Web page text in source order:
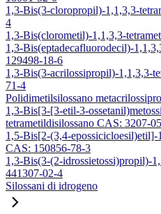
1,3-Bis(3-cloropropil)-1,1,3,3-
4
1,3-Bis(clorometil)-1,1,3,3-
1,3-Bis(eptadecafluorodecil)-
129498-18-6
1,3-Bis(3-acrilossipropil)-1,1,3,3-
71-4
Polidimetilsilossano
1,3-Bis[3-[3-etil-3-
tetrametildisilossano CAS: 3207-
1,5-Bis[2-(3,4-epossicicloesil)etil]-
CAS: 150856-78-3
1,3-Bis(3-(2-idrossietossi)propil)-
441307-02-4
Silossani di idrogeno